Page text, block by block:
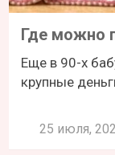
Где можно
Еще в 90-х
крупные
25 июля,